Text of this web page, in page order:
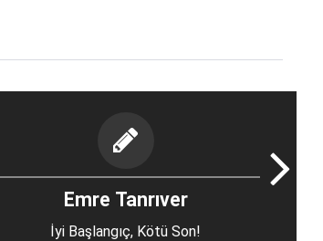
Emre Tanrıver
İyi Başlangıç, Kötü Son!